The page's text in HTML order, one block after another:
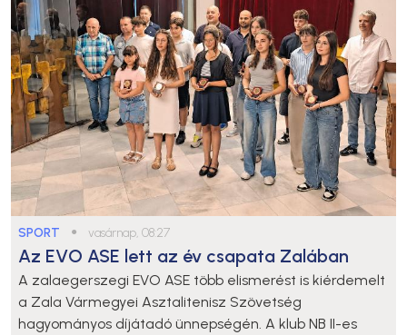
SPORT ● vasárnap, 08:27
Az EVO ASE lett az év csapata Zalában
A zalaegerszegi EVO ASE több elismerést is kiérdemelt
a Zala Vármegyei Asztalitenisz Szövetség
hagyományos díjátadó ünnepségén. A klub NB II-es